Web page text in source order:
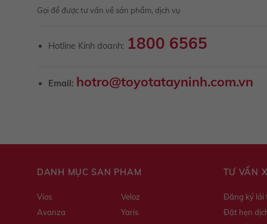
Gọi để được tư vấn về sản phẩm, dịch vụ
Hotline Kinh doanh: 1800 6565
Email: hotro@toyotatayninh.com.vn
DANH MỤC SẢN PHẨM
Vios
Veloz
Avanza
Yaris
TƯ VẤN
Đăng ký lái
Đặt hẹn